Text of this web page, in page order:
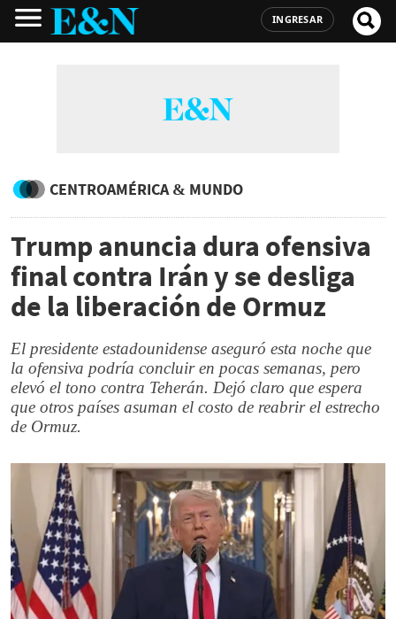
INGRESAR
CENTROAMÉRICA & MUNDO
Trump anuncia dura ofensiva
final contra Irán y se desliga
de la liberación de Ormuz
El presidente estadounidense aseguró esta noche que
la ofensiva podría concluir en pocas semanas, pero
elevó el tono contra Teherán. Dejó claro que espera
que otros países asuman el costo de reabrir el estrecho
de Ormuz.